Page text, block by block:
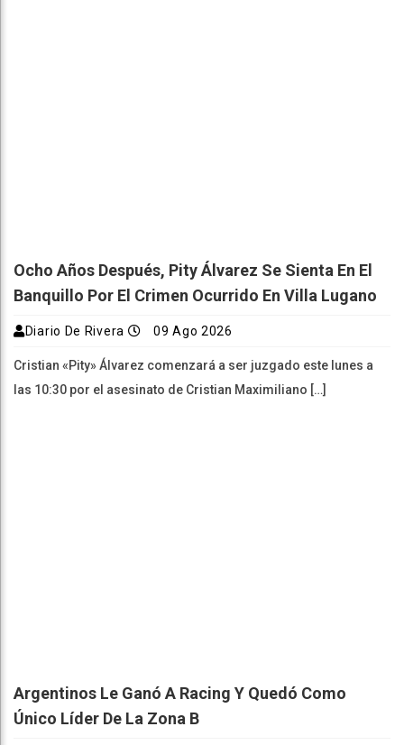
Ocho Años Después, Pity Álvarez Se Sienta En El
Banquillo Por El Crimen Ocurrido En Villa Lugano
Diario De Rivera 09 Ago 2026
Cristian «Pity» Álvarez comenzará a ser juzgado este lunes a
las 10:30 por el asesinato de Cristian Maximiliano […]
Argentinos Le Ganó A Racing Y Quedó Como
Único Líder De La Zona B